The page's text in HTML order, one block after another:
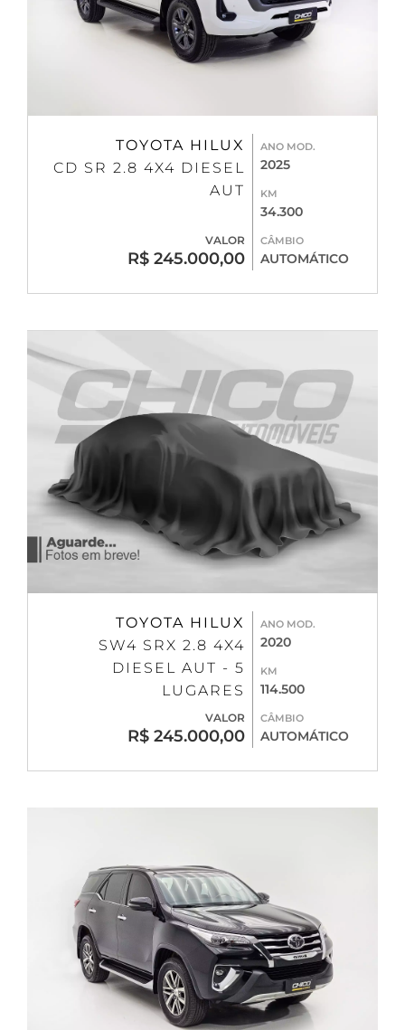
TOYOTA HILUX
CD SR 2.8 4X4 DIESEL
AUT
VALOR
R$ 245.000,00
ANO MOD.
2025
KM
34.300
CÂMBIO
AUTOMÁTICO
TOYOTA HILUX
SW4 SRX 2.8 4X4
DIESEL AUT - 5
LUGARES
VALOR
R$ 245.000,00
ANO MOD.
2020
KM
114.500
CÂMBIO
AUTOMÁTICO